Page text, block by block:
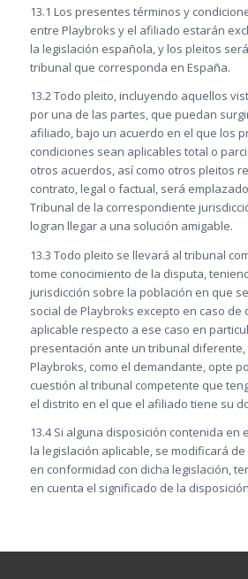
13.1 Los presentes términos y
entre Playbroks y el afiliado estarán
la legislación española, y los pleitos
tribunal que corresponda en España.
13.2 Todo pleito, incluyendo aquellos
por una de las partes, que puedan
afiliado, bajo un acuerdo en el que los
condiciones sean aplicables total o
otros acuerdos, así como otros pleitos
contrato, legal o factual, será
Tribunal de la correspondiente
logran llegar a una solución amigable.
13.3 Todo pleito se llevará al tribunal
tome conocimiento de la disputa,
jurisdicción sobre la población en que
social de Playbroks excepto en caso de
aplicable respecto a ese caso en
presentación ante un tribunal diferente,
Playbroks, como el demandante, opte
cuestión al tribunal competente que
el distrito en el que el afiliado tiene su
13.4 Si alguna disposición contenida en
la legislación aplicable, se modificará
en conformidad con dicha legislación,
en cuenta el significado de la